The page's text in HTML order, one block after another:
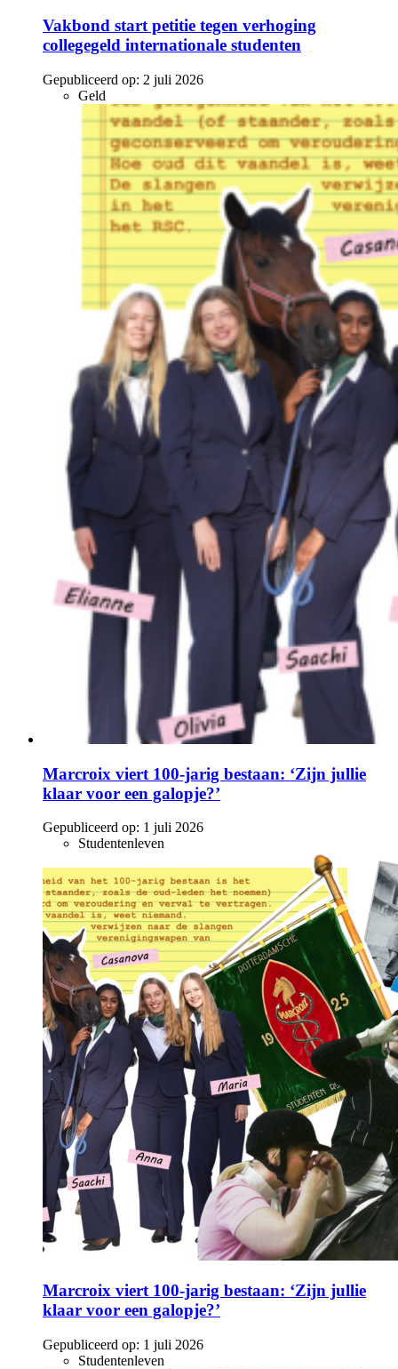
Vakbond start petitie tegen verhoging
collegegeld internationale studenten
Gepubliceerd op: 2 juli 2026
Geld
Marcroix viert 100-jarig bestaan: ‘Zijn jullie
klaar voor een galopje?’
Gepubliceerd op: 1 juli 2026
Studentenleven
Marcroix viert 100-jarig bestaan: ‘Zijn jullie
klaar voor een galopje?’
Gepubliceerd op: 1 juli 2026
Studentenleven